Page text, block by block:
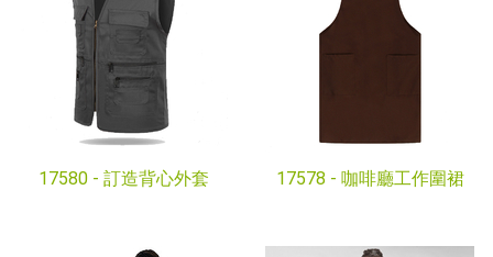
17580 - 訂造背心外套 17578 - 咖啡廳工作圍裙